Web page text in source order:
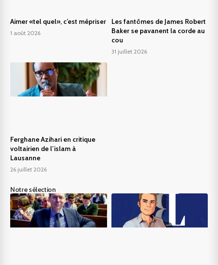
Aimer «tel quel», c’est mépriser
1 août 2026
Les fantômes de James Robert
Baker se pavanent la corde au
cou
31 juillet 2026
Ferghane Azihari en critique
voltairien de l’islam à
Lausanne
26 juillet 2026
Notre sélection